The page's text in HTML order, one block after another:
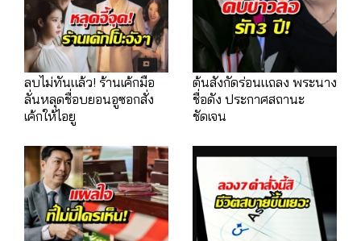
ลบไม่ทันแล้ว! ร้านเค้กมือ
ลั่นหลุดชื่อบยอนอูซอกสั่ง
เค้กให้ไอยู
ต้นสังกัดร่อนแถลง พระนาง
ชื่อดัง ประกาศสถานะ
ชัดเจน